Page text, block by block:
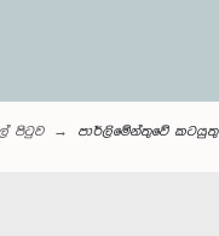
පිටුව පාර්ලිමේන්තුවේ කටයුතු